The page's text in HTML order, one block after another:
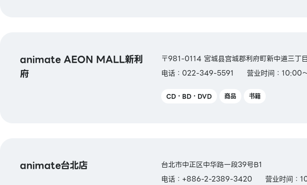
animate AEON MALL新利
府
〒981-0114 宮城县宫城郡利府町新中道三
电话：022-349-5591
营业时间：10:00
CD・BD・DVD 商品 书籍
animate台北店
台北市中正区中华路一段39号B1
电话：+886-2-2389-3420
营业时间：